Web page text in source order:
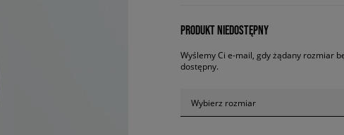
PRODUKT NIEDOSTĘPNY
Wyślemy Ci e-mail, gdy żądany rozmiar
dostępny.
Wybierz rozmiar